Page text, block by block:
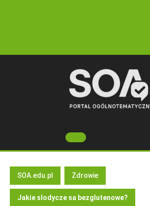
Open
Button
SOA.edu.pl Zdrowie
Jakie slodycze sa bezglutenowe?